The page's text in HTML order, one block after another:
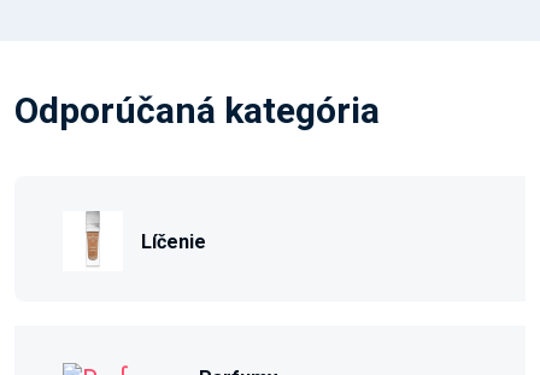
Odporúčaná kategória
Líčenie